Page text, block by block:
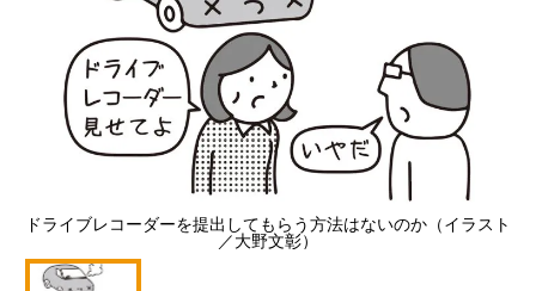
ドライブレコーダーを提出してもらう方法はないのか（イラスト
／大野文彰）